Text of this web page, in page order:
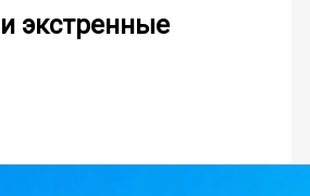
экстренные